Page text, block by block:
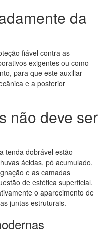
da
fiável contra as
exigentes ou como
para que este auxiliar
e a posterior
não deve ser
tenda dobrável estão
ácidas, pó acumulado,
e as camadas
de estética superficial.
o aparecimento de
juntas estruturais.